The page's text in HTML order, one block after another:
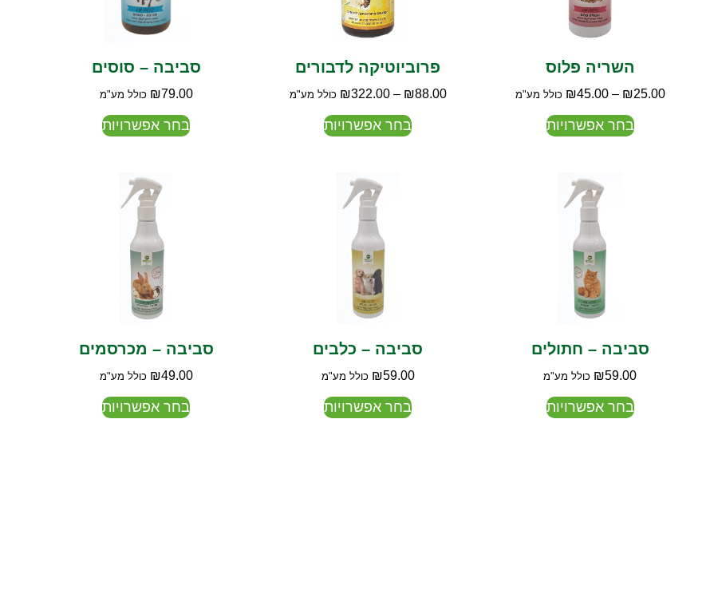
השריה פלוס
₪25.00
–
₪45.00 כולל מע"מ
בחר אפשרויות
פרוביוטיקה לדבורים
₪88.00
–
₪322.00 כולל מע"מ
בחר אפשרויות
סביבה – סוסים
₪79.00 כולל מע"מ
בחר אפשרויות
סביבה – חתולים
₪59.00 כולל מע"מ
בחר אפשרויות
סביבה – כלבים
₪59.00 כולל מע"מ
בחר אפשרויות
סביבה – מכרסמים
₪49.00 כולל מע"מ
בחר אפשרויות